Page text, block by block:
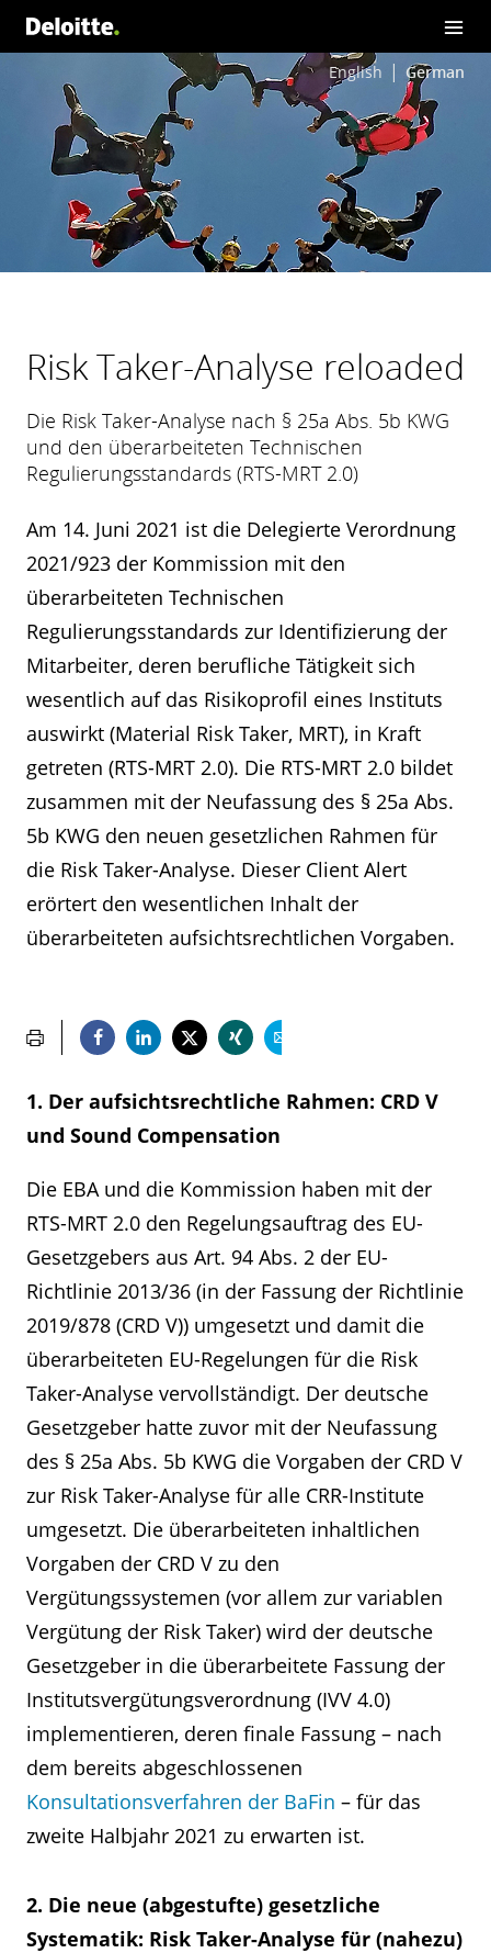
English German
Risk Taker-Analyse reloaded
Die Risk Taker-Analyse nach § 25a Abs. 5b KWG
und den überarbeiteten Technischen
Regulierungsstandards (RTS-MRT 2.0)
Am 14. Juni 2021 ist die Delegierte Verordnung
2021/923 der Kommission mit den
überarbeiteten Technischen
Regulierungsstandards zur Identifizierung der
Mitarbeiter, deren berufliche Tätigkeit sich
wesentlich auf das Risikoprofil eines Instituts
auswirkt (Material Risk Taker, MRT), in Kraft
getreten (RTS-MRT 2.0). Die RTS-MRT 2.0 bildet
zusammen mit der Neufassung des § 25a Abs.
5b KWG den neuen gesetzlichen Rahmen für
die Risk Taker-Analyse. Dieser Client Alert
erörtert den wesentlichen Inhalt der
überarbeiteten aufsichtsrechtlichen Vorgaben.
1. Der aufsichtsrechtliche Rahmen: CRD V
und Sound Compensation
Die EBA und die Kommission haben mit der
RTS-MRT 2.0 den Regelungsauftrag des EU-
Gesetzgebers aus Art. 94 Abs. 2 der EU-
Richtlinie 2013/36 (in der Fassung der Richtlinie
2019/878 (CRD V)) umgesetzt und damit die
überarbeiteten EU-Regelungen für die Risk
Taker-Analyse vervollständigt. Der deutsche
Gesetzgeber hatte zuvor mit der Neufassung
des § 25a Abs. 5b KWG die Vorgaben der CRD V
zur Risk Taker-Analyse für alle CRR-Institute
umgesetzt. Die überarbeiteten inhaltlichen
Vorgaben der CRD V zu den
Vergütungssystemen (vor allem zur variablen
Vergütung der Risk Taker) wird der deutsche
Gesetzgeber in die überarbeitete Fassung der
Institutsvergütungsverordnung (IVV 4.0)
implementieren, deren finale Fassung – nach
dem bereits abgeschlossenen
Konsultationsverfahren der BaFin – für das
zweite Halbjahr 2021 zu erwarten ist.
2. Die neue (abgestufte) gesetzliche
Systematik: Risk Taker-Analyse für (nahezu)